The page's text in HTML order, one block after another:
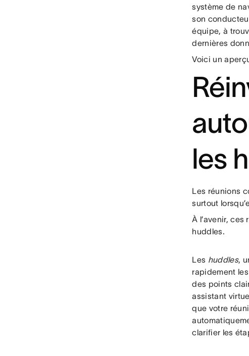
système de
son
équipe, à
dernières
Voici un
les
Les réunions
surtout
À l’avenir,
huddles.
Les huddles,
rapidement
des points
assistant
que votre
clarifier les